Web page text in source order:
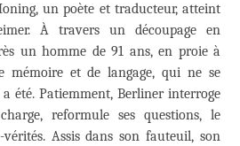
un poète et traducteur, atteint
À travers un découpage en
un homme de 91 ans, en proie à
mémoire et de langage, qui ne se
été. Patiemment, Berliner interroge
reformule ses questions, le
Assis dans son fauteuil, son